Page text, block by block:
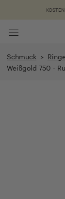
Schmuck >
Weißgold 750 -